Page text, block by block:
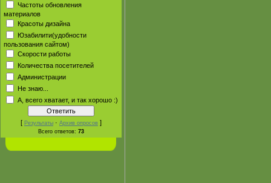
Частоты обновления
материалов
Красоты дизайна
Юзабилити(удобности
пользования сайтом)
Скорости работы
Количества посетителей
Администрации
Не знаю...
А, всего хватает, и так хорошо :)
[ Результаты · Архив опросов ]
Всего ответов: 73